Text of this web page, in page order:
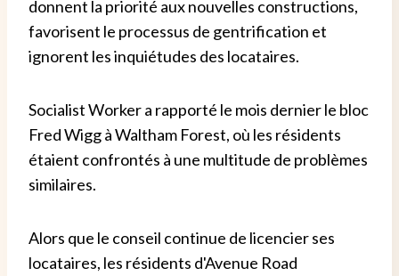
donnent la priorité aux nouvelles constructions,
favorisent le processus de gentrification et
ignorent les inquiétudes des locataires.
Socialist Worker a rapporté le mois dernier le bloc
Fred Wigg à Waltham Forest, où les résidents
étaient confrontés à une multitude de problèmes
similaires.
Alors que le conseil continue de licencier ses
locataires, les résidents d'Avenue Road